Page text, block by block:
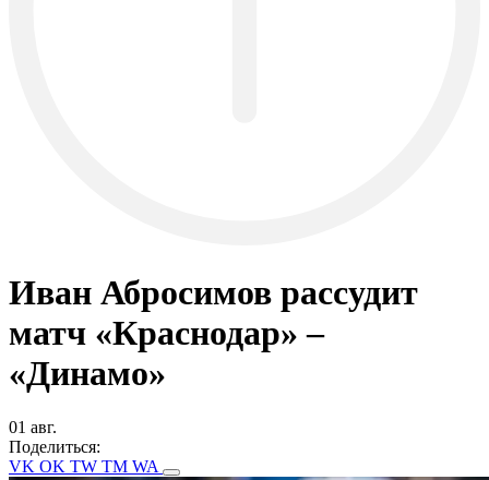
Иван Абросимов рассудит
матч «Краснодар» –
«Динамо»
01 авг.
Поделиться:
VK OK TW TM WA